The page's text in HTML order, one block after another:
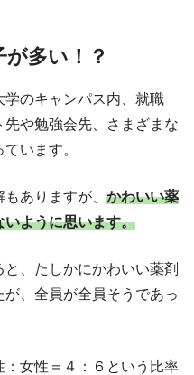
多い！？
のキャンパス内、就職
や勉強会先、さまざまな
います。
ありますが、 かわいい薬
いように思います。
、たしかにかわいい薬剤
、全員が全員そうであっ
女性＝４：６という比率